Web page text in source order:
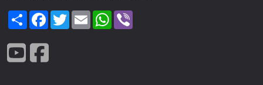
ShareFacebook
TwitterEmail WhatsApp